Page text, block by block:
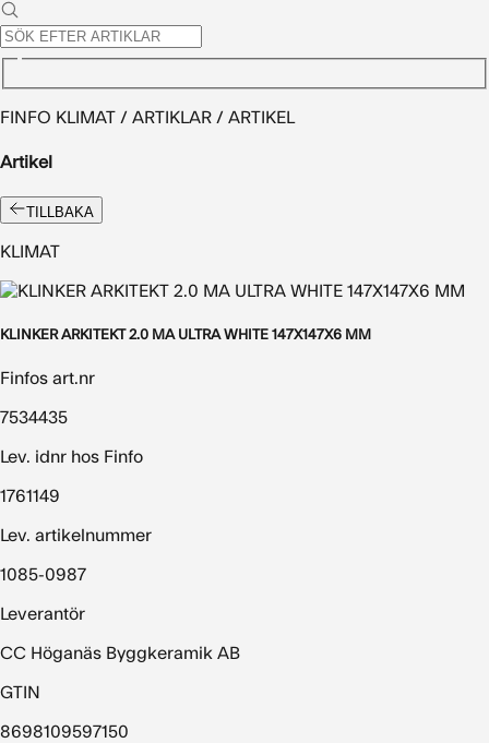
FINFO KLIMAT / ARTIKLAR / ARTIKEL
Artikel
TILLBAKA
KLIMAT
KLINKER ARKITEKT 2.0 MA ULTRA WHITE 147X147X6 MM
Finfos art.nr
7534435
Lev. idnr hos Finfo
1761149
Lev. artikelnummer
1085-0987
Leverantör
CC Höganäs Byggkeramik AB
GTIN
8698109597150